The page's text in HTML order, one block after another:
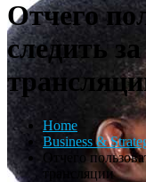
Отчего
следить
Home
Business &
Отчего
трансляции